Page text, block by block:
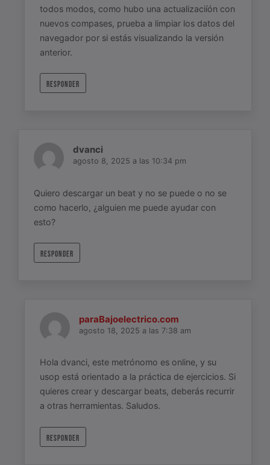
todos modos, como hubo una actualizaciíón con
nuevos compases, prueba a limpiar los datos del
navegador por si estás visualizando la versión
anterior.
RESPONDER
dvanci
agosto 8, 2025 a las 10:34 pm
Quiero descargar un beat y no se puede o no se
como hacerlo, ¿alguien me puede ayudar con
esto?
RESPONDER
paraBajoelectrico.com
agosto 18, 2025 a las 7:38 am
Hola dvanci, este metrónomo es online, y su
usop está orientado a la práctica de ejercicios. Si
quieres crear y descargar beats, deberás recurrir
a otras herramientas. Saludos.
RESPONDER